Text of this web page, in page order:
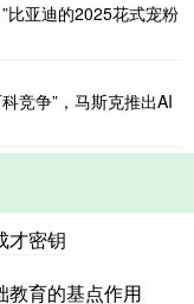
比亚迪的2025花式宠粉
竞争”，马斯克推出AI
才密钥
教育的基点作用